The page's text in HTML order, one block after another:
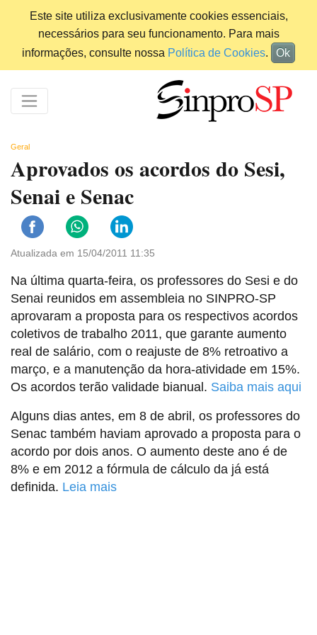
Este site utiliza exclusivamente cookies essenciais,
necessários para seu funcionamento. Para mais
informações, consulte nossa Política de Cookies. Ok
Geral
Aprovados os acordos do Sesi,
Senai e Senac
Atualizada em 15/04/2011 11:35
Na última quarta-feira, os professores do Sesi e do
Senai reunidos em assembleia no SINPRO-SP
aprovaram a proposta para os respectivos acordos
coletivos de trabalho 2011, que garante aumento
real de salário, com o reajuste de 8% retroativo a
março, e a manutenção da hora-atividade em 15%.
Os acordos terão validade bianual. Saiba mais aqui
Alguns dias antes, em 8 de abril, os professores do
Senac também haviam aprovado a proposta para o
acordo por dois anos. O aumento deste ano é de
8% e em 2012 a fórmula de cálculo da já está
definida. Leia mais